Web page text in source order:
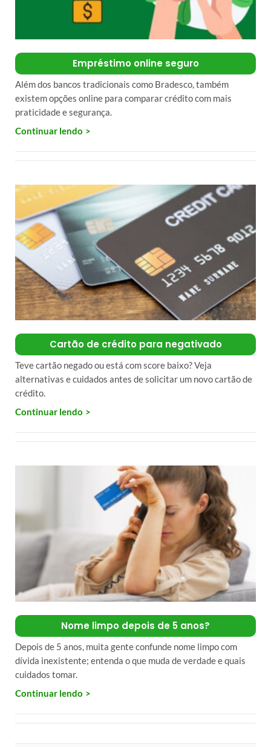
Empréstimo online seguro
Além dos bancos tradicionais como Bradesco, também
existem opções online para comparar crédito com mais
praticidade e segurança.
Continuar lendo
Cartão de crédito para negativado
Teve cartão negado ou está com score baixo? Veja
alternativas e cuidados antes de solicitar um novo cartão de
crédito.
Continuar lendo
Nome limpo depois de 5 anos?
Depois de 5 anos, muita gente confunde nome limpo com
dívida inexistente; entenda o que muda de verdade e quais
cuidados tomar.
Continuar lendo